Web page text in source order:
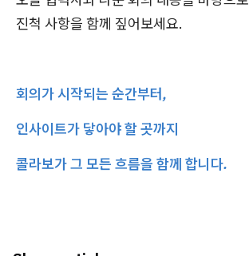
진척 사항을 함께 짚어보세요.
회의가 시작되는 순간부터,
인사이트가 닿아야 할 곳까지
콜라보가 그 모든 흐름을 함께 합니다.